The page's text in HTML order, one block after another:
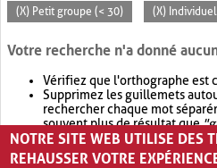
(X) Petit groupe (< 30) (X) Individuel
Votre recherche n'a donné
Vérifiez que l'orthographe est
Supprimez les guillemets
rechercher chaque mot
souvent plus de résultat que
Envisagez d'élargir votre
retournera souvent plus de
NOTRE SITE WEB UTILISE DES
REHAUSSER VOTRE